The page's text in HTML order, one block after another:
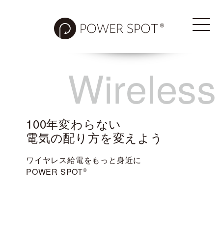
Wireless
100年変わらない
電気の配り方を変えよう
ワイヤレス給電をもっと身近に
POWER SPOT®